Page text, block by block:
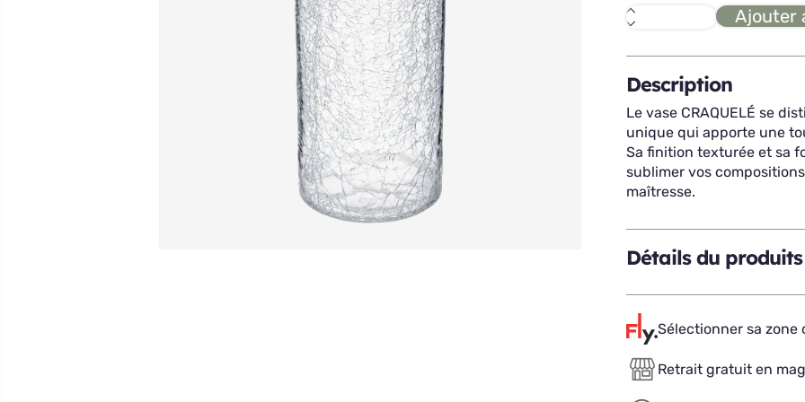
quantité
de
vase
cylindre
H30
Ajouter
Description
Le vase CRAQUELÉ se
unique qui apporte une
Sa finition texturée et sa
sublimer vos
maîtresse.
Détails du produits
Sélectionner sa
Retrait gratuit en